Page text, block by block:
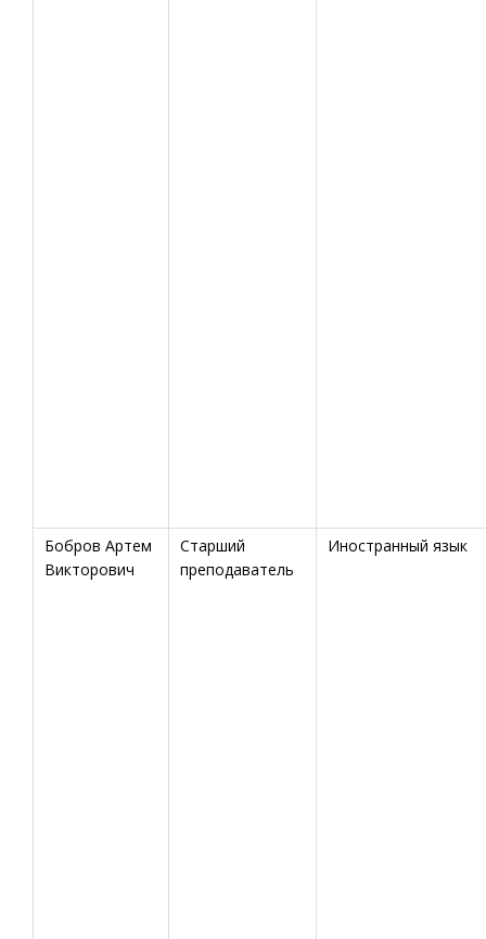
Бобров Артем
Викторович
Старший
преподаватель
Иностранный язык